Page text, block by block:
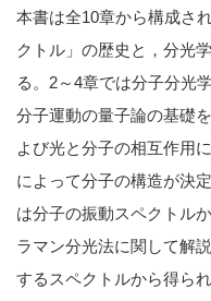
本書は全10章から構成さ
クトル」の歴史と，分光
る。2～4章では分子分光
分子運動の量子論の基礎
よび光と分子の相互作用
によって分子の構造が決
は分子の振動スペクトル
ラマン分光法に関して解
するスペクトルから得ら